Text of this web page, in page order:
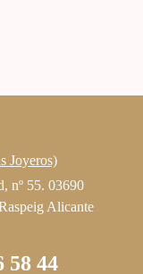
Joyeros)
nº 55. 03690
Alicante
58 44